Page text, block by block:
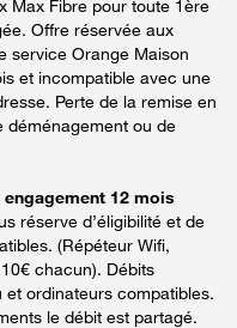
Max Fibre pour toute 1ère
Offre réservée aux
service Orange Maison
et incompatible avec une
Perte de la remise en
déménagement ou de
12 mois
réserve d’éligibilité et de
(Répéteur Wifi,
chacun). Débits
ordinateurs compatibles.
le débit est partagé.